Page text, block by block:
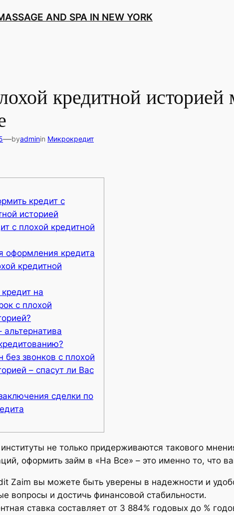
AND SPA IN NEW YORK
кредитной
—byadminin Микрокредит
кредит с
историей
с плохой кредитной
оформления кредита
кредитной
на
с плохой
без звонков с плохой
– спасут ли Вас
сделки по
не только придерживаются такового
оформить займ в «На Все» – это именно то, что
Zaim вы можете быть уверены в надежности и
вопросы и достичь финансовой стабильности.
ставка составляет от 3 884% годовых до %